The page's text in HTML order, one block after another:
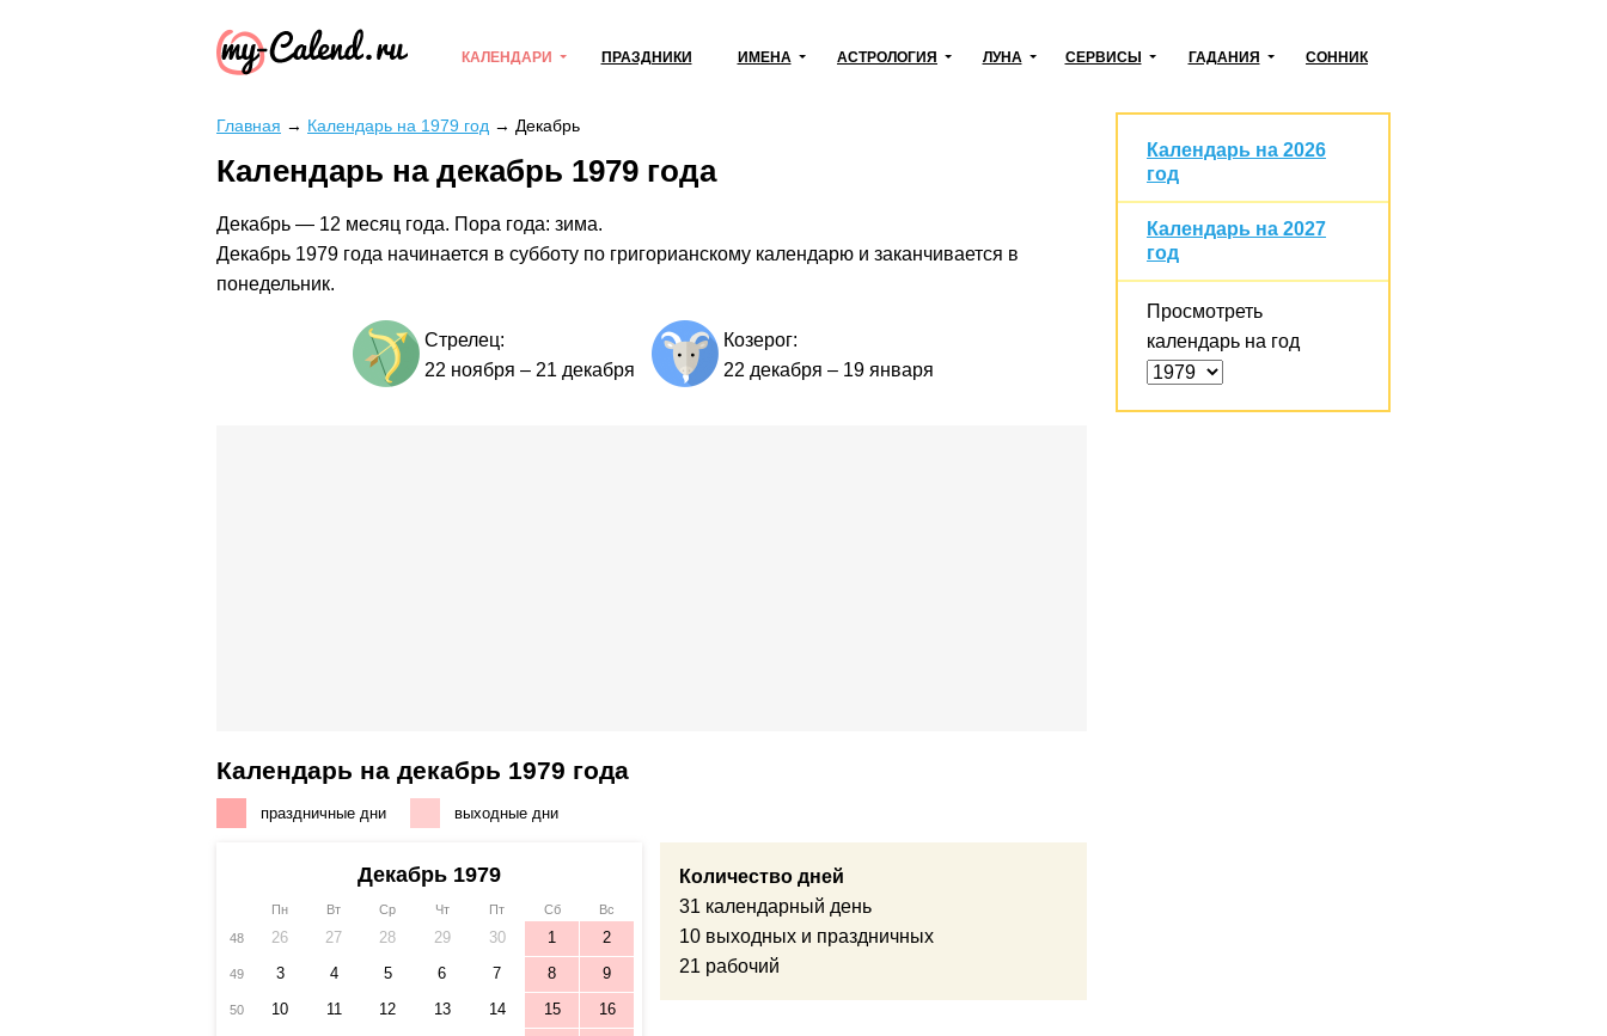
КАЛЕНДАРИ ПРАЗДНИКИ ИМЕНА АСТРОЛОГИЯ ЛУНА СЕРВИСЫ ГАДАНИЯ СОННИК
Главная → Календарь на 1979 год → Декабрь
Календарь на декабрь 1979 года
Декабрь — 12 месяц года. Пора года: зима.
Декабрь 1979 года начинается в субботу по григорианскому календарю и заканчивается в
понедельник.
Стрелец:
22 ноября – 21 декабря
Козерог:
22 декабря – 19 января
Календарь на декабрь 1979 года
праздничные дни выходные дни
Декабрь 1979
Пн Вт Ср Чт Пт Сб
Вс
48
26 27 28 29 30 1 2
49 3 4 5 6 7 8 9
50 10 11 12 13 14 15 16
Количество дней
31 календарный день
10 выходных и праздничных
21 рабочий
Календарь на 2026
год
Календарь на 2027
год
Просмотреть
календарь на год